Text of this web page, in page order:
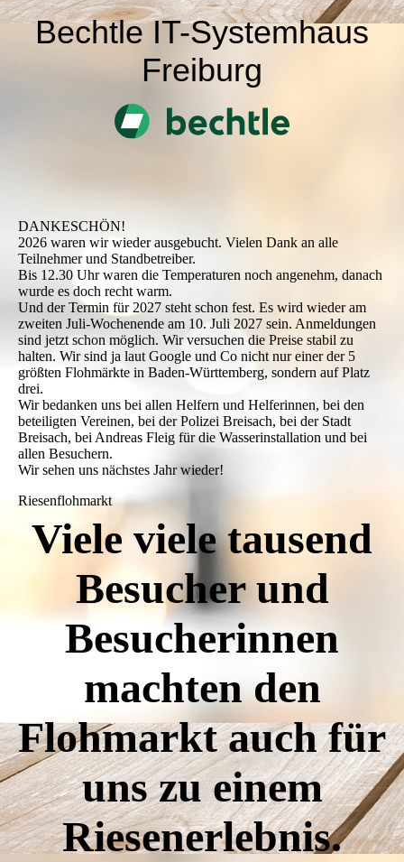
Bechtle IT-Systemhaus
Freiburg
DANKESCHÖN!
2026 waren wir wieder ausgebucht. Vielen Dank an alle
Teilnehmer und Standbetreiber.
Bis 12.30 Uhr waren die Temperaturen noch angenehm, danach
wurde es doch recht warm.
Und der Termin für 2027 steht schon fest. Es wird wieder am
zweiten Juli-Wochenende am 10. Juli 2027 sein. Anmeldungen
sind jetzt schon möglich. Wir versuchen die Preise stabil zu
halten. Wir sind ja laut Google und Co nicht nur einer der 5
größten Flohmärkte in Baden-Württemberg, sondern auf Platz
drei.
Wir bedanken uns bei allen Helfern und Helferinnen, bei den
beteiligten Vereinen, bei der Polizei Breisach, bei der Stadt
Breisach, bei Andreas Fleig für die Wasserinstallation und bei
allen Besuchern.
Wir sehen uns nächstes Jahr wieder!
Riesenflohmarkt
Viele viele tausend
Besucher und
Besucherinnen
machten den
Flohmarkt auch für
uns zu einem
Riesenerlebnis.